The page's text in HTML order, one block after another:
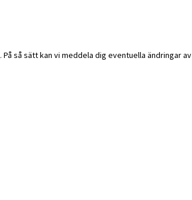
. På så sätt kan vi meddela dig eventuella ändringar